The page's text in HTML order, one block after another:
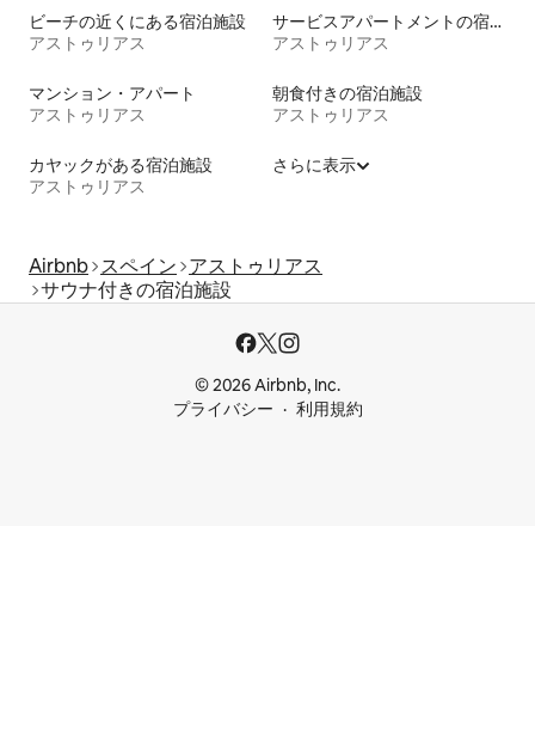
ビーチの近くにある宿泊施設
アストゥリアス
サービスアパートメントの宿泊施設
アストゥリアス
マンション・アパート
アストゥリアス
朝食付きの宿泊施設
アストゥリアス
カヤックがある宿泊施設
アストゥリアス
さらに表示
Airbnb スペイン アストゥリアス
サウナ付きの宿泊施設
© 2026 Airbnb, Inc.
プライバシー
利用規約